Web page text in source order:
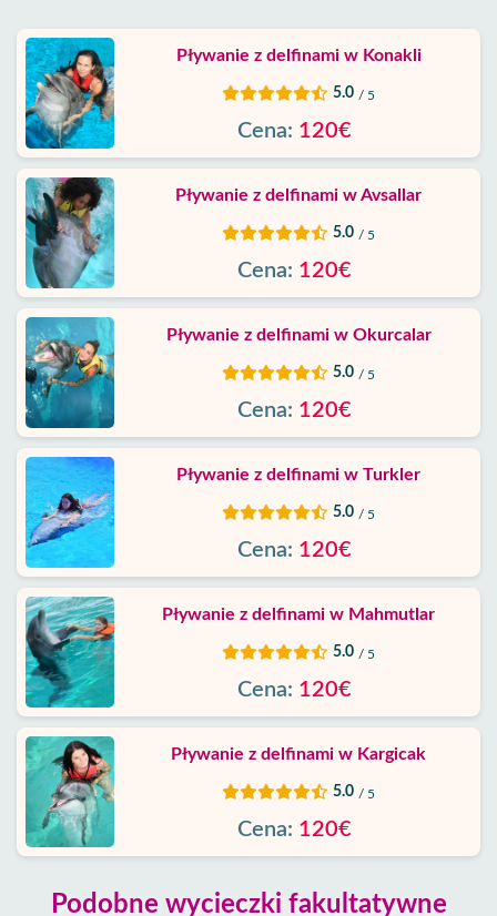
Blog
Google
opinie
nas
Usługi
Warunki
Polityka
Prywatności
Skontaktuj
Pływanie z delfinami w Konakli
5.0 / 5
Cena: 120€
Pływanie z delfinami w Avsallar
5.0 / 5
Cena: 120€
Pływanie z delfinami w Okurcalar
5.0 / 5
Cena: 120€
Pływanie z delfinami w Turkler
5.0 / 5
Cena: 120€
Pływanie z delfinami w Mahmutlar
5.0 / 5
Cena: 120€
Pływanie z delfinami w Kargicak
5.0 / 5
Cena: 120€
Podobne wycieczki fakultatywne